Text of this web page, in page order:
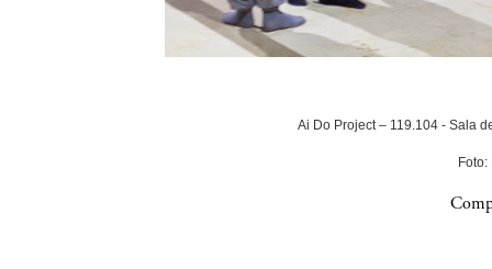
Ai Do Project – 119.104 - Sala